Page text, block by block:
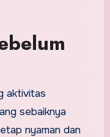
aktivitas
sebaiknya
nyaman dan